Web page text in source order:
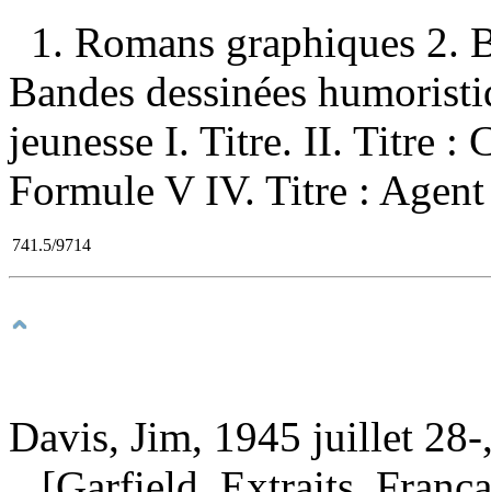
1. Romans graphiques 2.
Bandes dessinées
jeunesse I. Titre. II. Titre :
Formule V IV. Titre : Agent
741.5/9714
Davis, Jim, 1945 juillet 28-